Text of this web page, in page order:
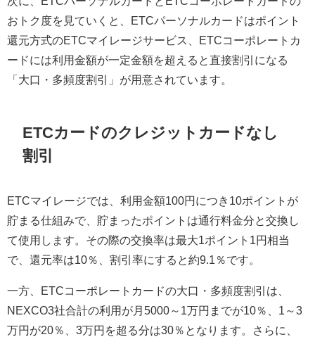
おトク度を見ていくと、ETCパーソナルカードはポイント
還元方式のETCマイレージサービス、ETCコーポレートカ
ードには利用金額が一定金額を超えると直接割引になる
「大口・多頻度割引」が用意されています。
ETCカードのクレジットカードなし
割引
ETCマイレージでは、利用金額100円につき10ポイントが
貯まる仕組みで、貯まったポイントは通行料金分と交換し
て使用します。その際の交換率は最大1ポイント1円相当
で、還元率は10％、割引率にすると約9.1％です。
一方、ETCコーポレートカードの大口・多頻度割引は、
NEXCO3社合計の利用が月5000～1万円までが10％、1～3
万円が20％、3万円を超る分は30％となります。さらに、